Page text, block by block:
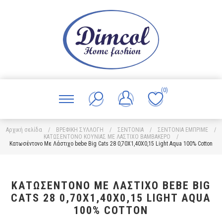
(0)
Αρχική σελίδα / ΒΡΕΦΙΚΗ ΣΥΛΛΟΓΗ / ΣΕΝΤΟΝΙΑ / ΣΕΝΤΟΝΙΑ ΕΜΠΡΙΜΕ
/
ΚΑΤΩΣΕΝΤΟΝΟ ΚΟΥΝΙΑΣ ΜΕ ΛΑΣΤΙΧΟ ΒΑΜΒΑΚΕΡΟ
/
Κατωσέντονο Με Λάστιχο bebe Big Cats 28 0,70X1,40X0,15 Light Aqua 100% Cotton
ΚΑΤΩΣΈΝΤΟΝΟ ΜΕ ΛΆΣΤΙΧΟ BEBE BIG
CATS 28 0,70X1,40X0,15 LIGHT AQUA
100% COTTON